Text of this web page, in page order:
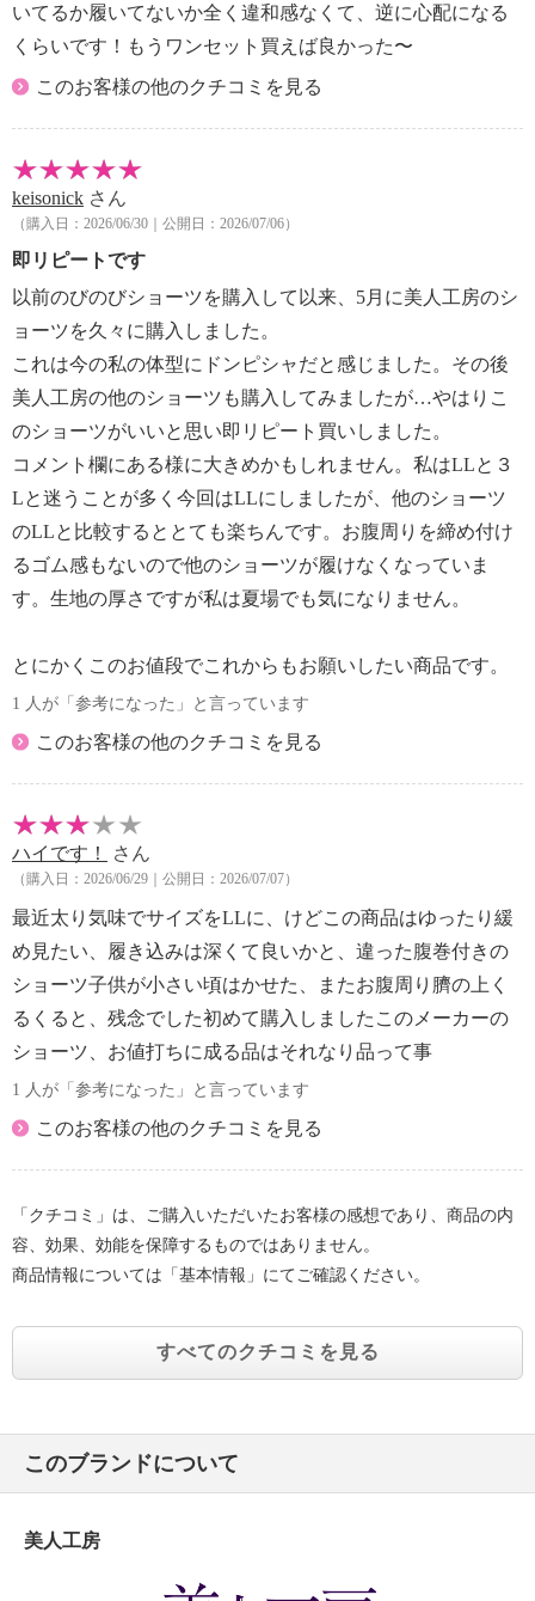
いてるか履いてないか全く違和感なくて、逆に心配になる
くらいです！もうワンセット買えば良かった〜
このお客様の他のクチコミを見る
keisonick さん
（購入日：2026/06/30｜公開日：2026/07/06）
即リピートです
以前のびのびショーツを購入して以来、5月に美人工房のシ
ョーツを久々に購入しました。
これは今の私の体型にドンピシャだと感じました。その後
美人工房の他のショーツも購入してみましたが…やはりこ
のショーツがいいと思い即リピート買いしました。
コメント欄にある様に大きめかもしれません。私はLLと３
Lと迷うことが多く今回はLLにしましたが、他のショーツ
のLLと比較するととても楽ちんです。お腹周りを締め付け
るゴム感もないので他のショーツが履けなくなっていま
す。生地の厚さですが私は夏場でも気になりません。
とにかくこのお値段でこれからもお願いしたい商品です。
1 人が「参考になった」と言っています
このお客様の他のクチコミを見る
ハイです！ さん
（購入日：2026/06/29｜公開日：2026/07/07）
最近太り気味でサイズをLLに、けどこの商品はゆったり緩
め見たい、履き込みは深くて良いかと、違った腹巻付きの
ショーツ子供が小さい頃はかせた、またお腹周り臍の上く
るくると、残念でした初めて購入しましたこのメーカーの
ショーツ、お値打ちに成る品はそれなり品って事
1 人が「参考になった」と言っています
このお客様の他のクチコミを見る
「クチコミ」は、ご購入いただいたお客様の感想であり、商品の内
容、効果、効能を保障するものではありません。
商品情報については「基本情報」にてご確認ください。
すべてのクチコミを見る
このブランドについて
美人工房